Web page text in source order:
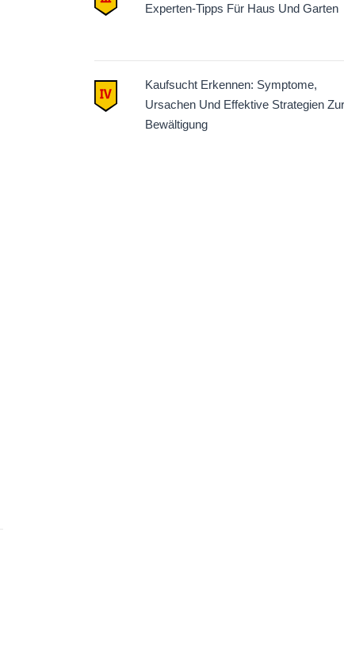
Experten-Tipps Für Haus Und Garten
Kaufsucht Erkennen: Symptome,
Ursachen Und Effektive Strategien Zur
Bewältigung